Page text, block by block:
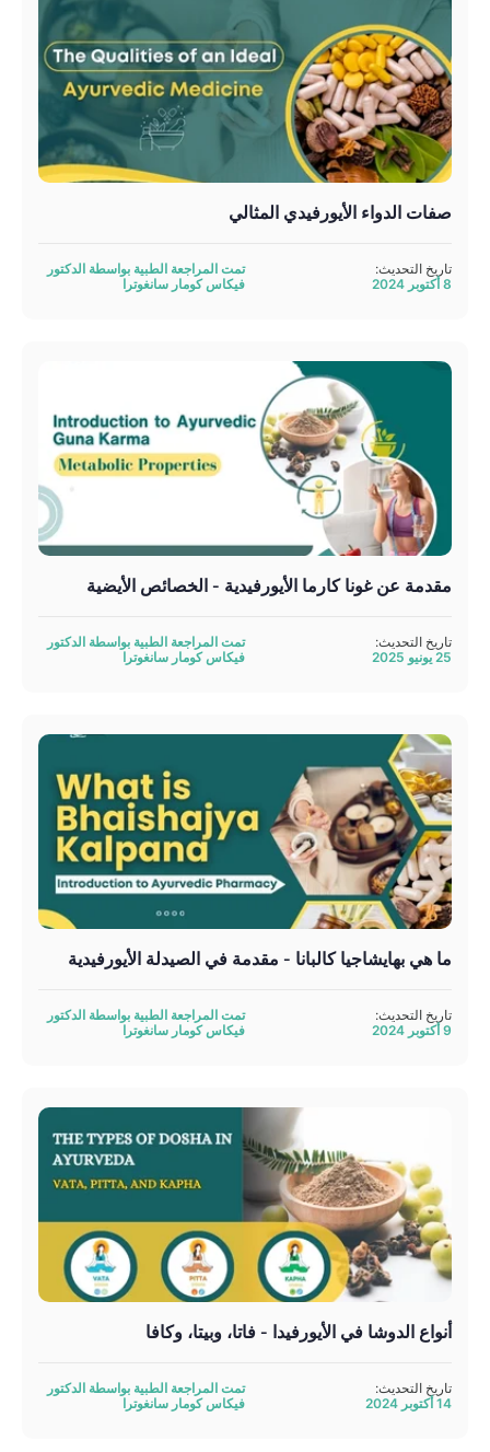
صفات الدواء الأيورفيدي المثالي
تاريخ التحديث:
8 أكتوبر 2024
تمت المراجعة الطبية بواسطة الدكتور
فيكاس كومار سانغوترا
مقدمة عن غونا كارما الأيورفيدية - الخصائص الأيضية
تاريخ التحديث:
25 يونيو 2025
تمت المراجعة الطبية بواسطة الدكتور
فيكاس كومار سانغوترا
ما هي بهايشاجيا كالبانا - مقدمة في الصيدلة الأيورفيدية
تاريخ التحديث:
9 أكتوبر 2024
تمت المراجعة الطبية بواسطة الدكتور
فيكاس كومار سانغوترا
أنواع الدوشا في الأيورفيدا - فاتا، وبيتا، وكافا
تاريخ التحديث:
14 أكتوبر 2024
تمت المراجعة الطبية بواسطة الدكتور
فيكاس كومار سانغوترا